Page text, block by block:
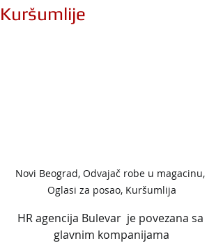
Kuršumlije
Novi Beograd, Odvajač robe u magacinu,
Oglasi za posao, Kuršumlija
HR agencija Bulevar  je povezana sa
glavnim kompanijama